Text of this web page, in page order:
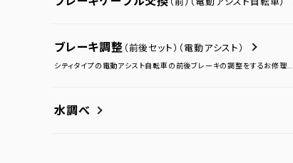
ブレーキ調整 （前後セット） （電動アシスト）
シティタイプの電動アシスト自転車の前後ブレーキの調整をするお修理...
水調べ